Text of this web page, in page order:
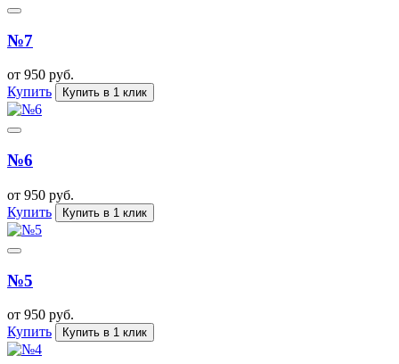
№7
от 950 руб.
Купить
Купить в 1 клик
№6
от 950 руб.
Купить
Купить в 1 клик
№5
от 950 руб.
Купить
Купить в 1 клик